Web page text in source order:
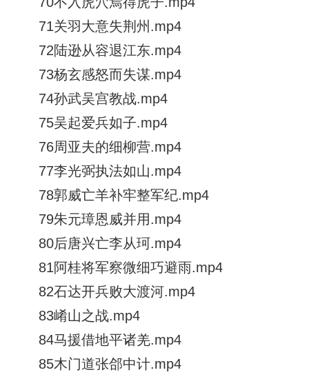
71关羽大意失荆州.mp4
72陆逊从容退江东.mp4
73杨玄感怒而失谋.mp4
74孙武吴宫教战.mp4
75吴起爱兵如子.mp4
76周亚夫的细柳营.mp4
77李光弼执法如山.mp4
78郭威亡羊补牢整军纪.mp4
79朱元璋恩威并用.mp4
80后唐兴亡李从珂.mp4
81阿桂将军察微细巧避雨.mp4
82石达开兵败大渡河.mp4
83崤山之战.mp4
84马援借地平诸羌.mp4
85木门道张郃中计.mp4